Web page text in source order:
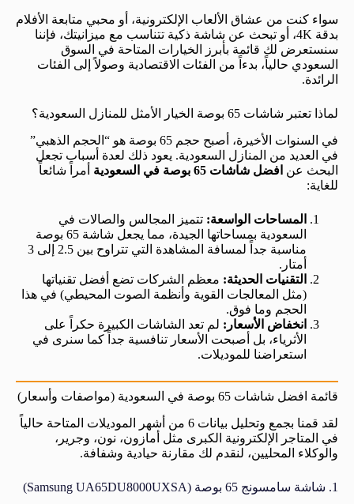
سواء كنت من عشاق الألعاب الإلكترونية، أو محبي متابعة الأفلام
بدقة 4K، أو تبحث عن شاشة ذكية تتناسب مع ميزانيتك، فإننا
سنستعرض لك قائمة بأبرز الخيارات المتاحة في السوق
السعودي حالياً، بدءاً من الفئات الاقتصادية وصولاً إلى الفئات
الرائدة.
لماذا تعتبر شاشات 65 بوصة الخيار الأمثل للمنازل السعودية؟
في السنوات الأخيرة، أصبح حجم 65 بوصة هو “الحجم الذهبي”
في العديد من المنازل السعودية. يعود ذلك لعدة أسباب تجعل
البحث عن افضل شاشات 65 بوصة في السعودية
أمراً شائعاً
للغاية:
المساحات الواسعة: تتميز المجالس والصالات في
السعودية بمساحاتها الجيدة، مما يجعل شاشة 65 بوصة
مناسبة جداً لمسافة المشاهدة التي تتراوح بين 2.5 إلى 3
أمتار.
التقنيات الحديثة: معظم الشركات تضع أفضل تقنياتها
(مثل المعالجات القوية وأنظمة الصوت المحيطي) في هذا
الحجم وما فوق.
انخفاض الأسعار: لم تعد الشاشات الكبيرة حكراً على
الأثرياء، بل أصبحت الأسعار تنافسية جداً كما سنرى في
استعراضنا للموديلات.
قائمة افضل شاشات 65 بوصة في السعودية (مواصفات وأسعار)
لقد قمنا بجمع وتحليل بيانات 6 من أشهر الموديلات المتاحة حالياً
في المتاجر الإلكترونية الكبرى مثل أمازون، نون، وجرير،
والوكلاء المحليين، لنقدم لك مقارنة حيادية وشفافة.
1. شاشة سامسونج 65 بوصة (Samsung UA65DU8000UXSA)